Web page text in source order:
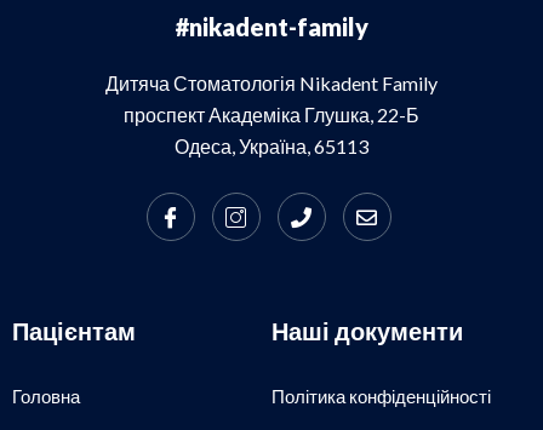
#nikadent-family
Дитяча Стоматологія Nikadent Family
проспект Академіка Глушка, 22-Б
Одеса, Україна, 65113
Пацієнтам
Головна
Наші документи
Політика конфіденційності